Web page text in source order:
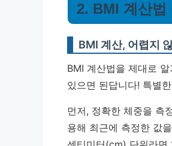
2. BMI 계산법
BMI 계산, 어렵지
BMI 계산법을 제대로 알
있으면 된답니다! 특별
먼저, 정확한 체중을 측
용해 최근에 측정한 값